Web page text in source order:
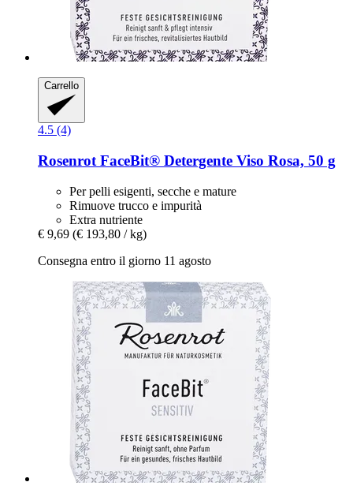
Carrello
4.5 (4)
Rosenrot FaceBit® Detergente Viso Rosa, 50 g
Per pelli esigenti, secche e mature
Rimuove trucco e impurità
Extra nutriente
€ 9,69 (€ 193,80 / kg)
Consegna entro il giorno 11 agosto